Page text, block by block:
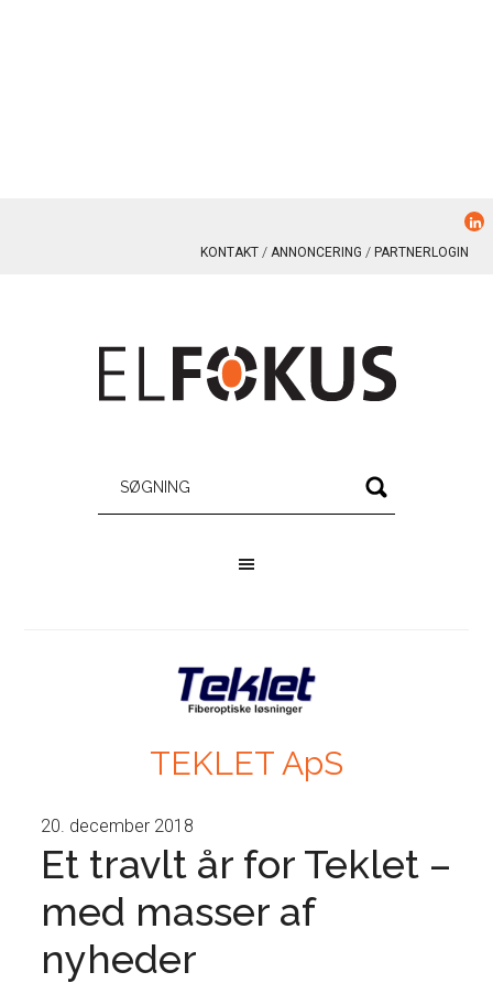
KONTAKT ANNONCERING PARTNERLOGIN
TEKLET ApS
20. december 2018
Et travlt år for Teklet –
med masser af
nyheder